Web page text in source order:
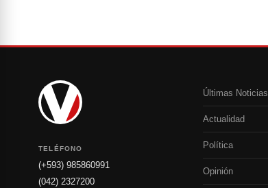
TELÉFONO
(+593) 985860991
(042) 2327200
Últimas Noticias
Actualidad
Política
Opinión